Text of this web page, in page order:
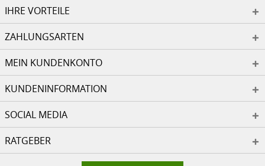
IHRE VORTEILE
ZAHLUNGSARTEN
MEIN KUNDENKONTO
KUNDENINFORMATION
SOCIAL MEDIA
RATGEBER